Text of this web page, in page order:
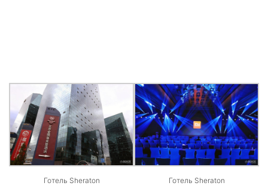
Готель Sheraton Готель Sheraton